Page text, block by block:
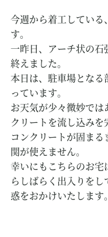
今週から着工してい
す。
一昨日、アーチ状の石
終えました。
本日は、駐車場とな
っています。
お天気が少々微妙で
クリートを流し込みを
コンクリートが固ま
関が使えません。
幸いにもこちらのお
らしばらく出入りを
惑をおかけいたします。